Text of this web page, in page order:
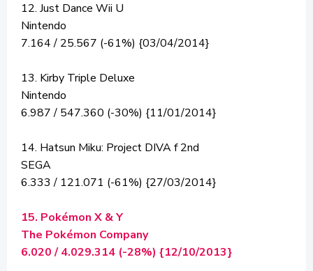
12. Just Dance Wii U
Nintendo
7.164 / 25.567 (-61%) {03/04/2014}
13. Kirby Triple Deluxe
Nintendo
6.987 / 547.360 (-30%) {11/01/2014}
14. Hatsun Miku: Project DIVA f 2nd
SEGA
6.333 / 121.071 (-61%) {27/03/2014}
15. Pokémon X & Y
The Pokémon Company
6.020 / 4.029.314 (-28%) {12/10/2013}